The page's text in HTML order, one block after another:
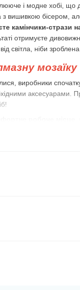
і модне хобі, що
вишивкою бісером,
камінчики-стрази
отримуєте
світла, ніби
мозаїку
виробники
аксесуарами.